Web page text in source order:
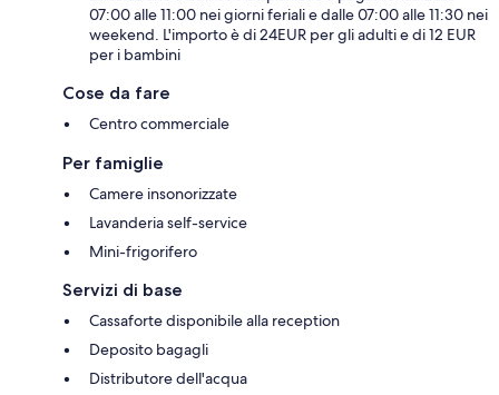
07:00 alle 11:00 nei giorni feriali e dalle 07:00 alle 11:30 nei
weekend. L'importo è di 24EUR per gli adulti e di 12 EUR
per i bambini
Cose da fare
Centro commerciale
Per famiglie
Camere insonorizzate
Lavanderia self-service
Mini-frigorifero
Servizi di base
Cassaforte disponibile alla reception
Deposito bagagli
Distributore dell'acqua